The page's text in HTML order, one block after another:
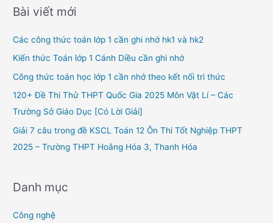
r
h
f
o
Bài viết mới
Các công thức toán lớp 1 cần ghi nhớ hk1 và hk2
Kiến thức Toán lớp 1 Cánh Diều cần ghi nhớ
Công thức toán học lớp 1 cần nhớ theo kết nối tri thức
120+ Đề Thi Thử THPT Quốc Gia 2025 Môn Vật Lí – Các
Trường Sở Giáo Dục [Có Lời Giải]
Giải 7 câu trong đề KSCL Toán 12 Ôn Thi Tốt Nghiệp THPT
2025 – Trường THPT Hoằng Hóa 3, Thanh Hóa
Danh mục
Công nghệ